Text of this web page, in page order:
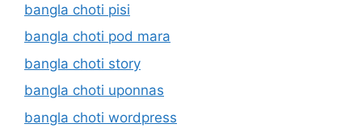
bangla choti pisi
bangla choti pod mara
bangla choti story
bangla choti uponnas
bangla choti wordpress